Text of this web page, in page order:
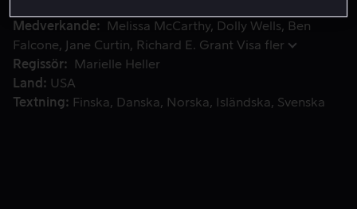
Medverkande Melissa McCarthy Dolly Wells
Ben
Falcone
Jane Curtin Richard E. Grant Visa fler
Regissör
Marielle Heller
Land
USA
Textning
Finska Danska Norska Isländska Svenska